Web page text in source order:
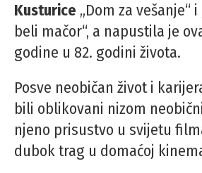
Kusturice „Dom za vešanje“
beli mačor“, a napustila je
godine u 82. godini života.
Posve neobičan život i
bili oblikovani nizom
njeno prisustvo u svijetu
dubok trag u domaćoj